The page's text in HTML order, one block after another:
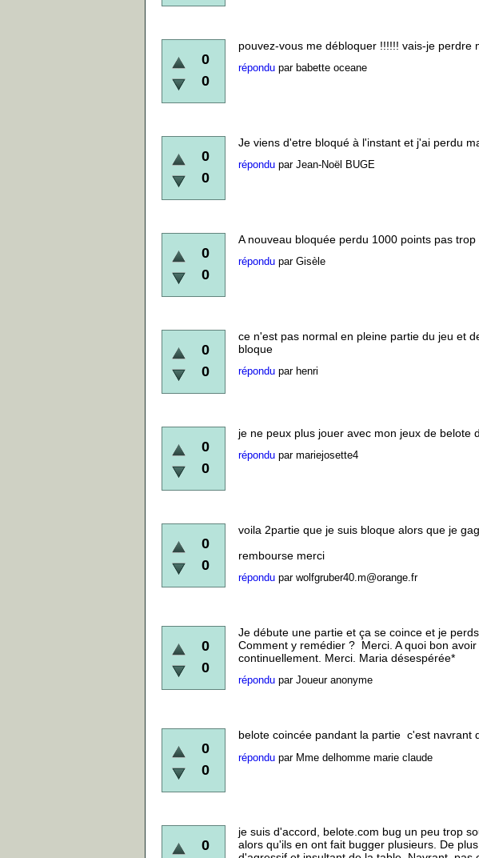
0
0
pouvez-vous me débloquer !!!!!! vais-je perdre
répondu par babette oceane
0
0
Je viens d'etre bloqué à l'instant et j'ai perdu
répondu par Jean-Noël BUGE
0
0
A nouveau bloquée perdu 1000 points pas
répondu par Gisèle
0
0
ce n'est pas normal en pleine partie du jeu et
bloque
répondu par henri
0
0
je ne peux plus jouer avec mon jeux de belote
répondu par mariejosette4
0
0
voila 2partie que je suis bloque alors que je
rembourse merci
répondu par wolfgruber40.m@orange.fr
0
0
Je débute une partie et ça se coince et je
Comment y remédier ? Merci. A quoi bon
continuellement. Merci. Maria désespérée*
répondu par Joueur anonyme
0
0
belote coincée pandant la partie c'est navrant
répondu par Mme delhomme marie claude
0
je suis d'accord, belote.com bug un peu trop
alors qu'ils en ont fait bugger plusieurs. De